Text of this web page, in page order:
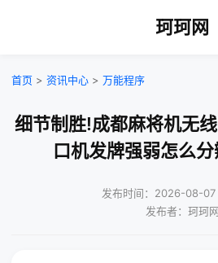
珂珂网
首页 > 资讯中心 > 万能程序
细节制胜!成都麻将机无
口机发牌强弱怎么
发布时间：2026-08-07
发布者：珂珂网